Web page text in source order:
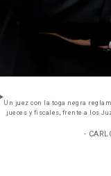
Un juez con la toga negra
jueces y fiscales, frente a los
-